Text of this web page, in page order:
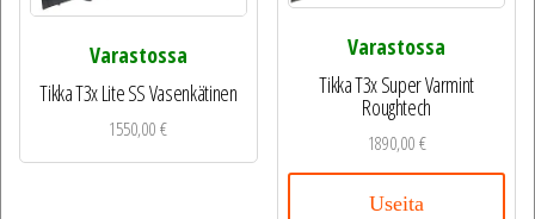
Varastossa
Tikka T3x Lite SS Vasenkätinen
1550,00€
Varastossa
Tikka T3x Super Varmint
Roughtech
1890,00€
Useita